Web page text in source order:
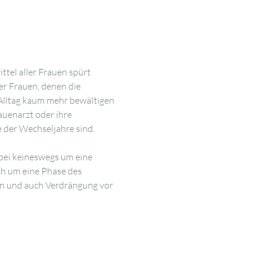
aller Frauen spürt
Frauen, denen die
kaum mehr bewältigen
oder ihre
Wechseljahre sind.
keineswegs um eine
um eine Phase des
und auch Verdrängung vor